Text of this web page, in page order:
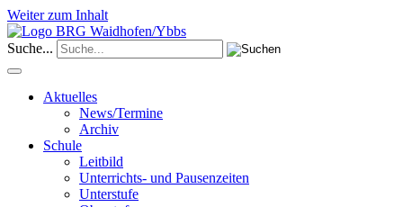
Weiter zum Inhalt
Suche...
Aktuelles
News/Termine
Archiv
Schule
Leitbild
Unterrichts- und Pausenzeiten
Unterstufe